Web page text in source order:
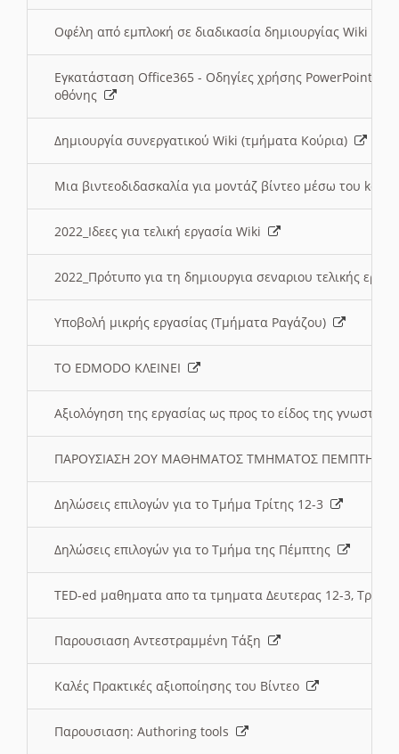
Οφέλη από εμπλοκή σε διαδικασία δημιουργίας Wiki
Εγκατάσταση Office365 - Οδηγίες χρήσης PowerPoint
οθόνης
Δημιουργία συνεργατικού Wiki (τμήματα Κούρια)
Μια βιντεοδιδασκαλία για μοντάζ βίντεο μέσω του
2022_Ιδεες για τελική εργασία Wiki
2022_Πρότυπο για τη δημιουργια σεναριου τελικής
Υποβολή μικρής εργασίας (Τμήματα Ραγάζου)
ΤΟ EDMODO ΚΛΕΙΝΕΙ
Αξιολόγηση της εργασίας ως προς το είδος της
ΠΑΡΟΥΣΙΑΣΗ 2ΟΥ ΜΑΘΗΜΑΤΟΣ ΤΜΗΜΑΤΟΣ
Δηλώσεις επιλογών για το Τμήμα Τρίτης 12-3
Δηλώσεις επιλογών για το Τμήμα της Πέμπτης
TED-ed μαθηματα απο τα τμηματα Δευτερας 12-3,
Παρουσιαση Αντεστραμμένη Τάξη
Καλές Πρακτικές αξιοποίησης του Βίντεο
Παρουσιαση: Authoring tools